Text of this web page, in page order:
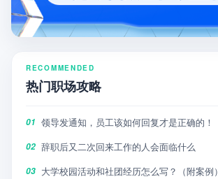
RECOMMENDED
热门职场攻略
01 领导发通知，员工该如何回复才是正确的！
02 辞职后又二次回来工作的人会面临什么
03 大学校园活动和社团经历怎么写？（附案例）